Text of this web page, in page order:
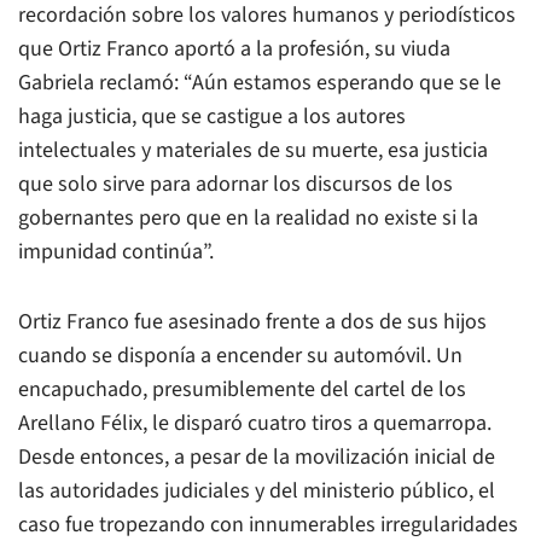
recordación sobre los valores humanos y periodísticos
que Ortiz Franco aportó a la profesión, su viuda
Gabriela reclamó: “Aún estamos esperando que se le
haga justicia, que se castigue a los autores
intelectuales y materiales de su muerte, esa justicia
que solo sirve para adornar los discursos de los
gobernantes pero que en la realidad no existe si la
impunidad continúa”.
Ortiz Franco fue asesinado frente a dos de sus hijos
cuando se disponía a encender su automóvil. Un
encapuchado, presumiblemente del cartel de los
Arellano Félix, le disparó cuatro tiros a quemarropa.
Desde entonces, a pesar de la movilización inicial de
las autoridades judiciales y del ministerio público, el
caso fue tropezando con innumerables irregularidades